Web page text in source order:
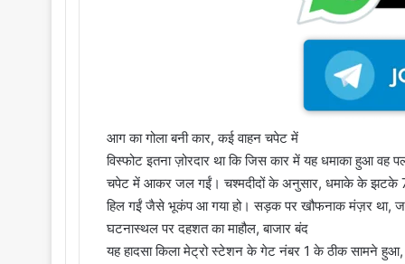
आग का गोला बनी कार, कई वाहन चपेट में
विस्फोट इतना ज़ोरदार था कि जिस कार में यह धमाका हुआ
चपेट में आकर जल गईं। चश्मदीदों के अनुसार, धमाके के झटके
हिल गईं जैसे भूकंप आ गया हो। सड़क पर खौफनाक मंज़र था,
घटनास्थल पर दहशत का माहौल, बाजार बंद
यह हादसा किला मेट्रो स्टेशन के गेट नंबर 1 के ठीक सामने हुआ,